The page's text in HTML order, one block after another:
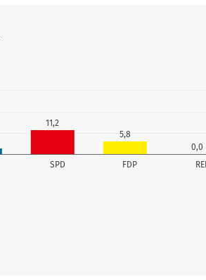
SPD FDP
11,2
5,8
0,0